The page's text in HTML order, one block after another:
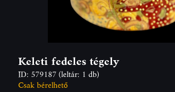
Keleti fedeles tégely
ID: 579187(leltár: 1 db)
Csak bérelhető